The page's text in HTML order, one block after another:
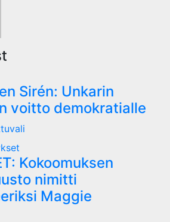
Sirén: Unkarin
voitto demokratialle
Kokoomuksen
nimitti
Maggie